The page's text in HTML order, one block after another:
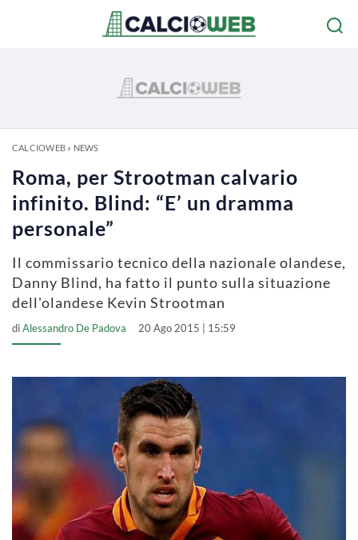
CALCIOWEB» NEWS
Roma, per Strootman calvario
infinito. Blind: “E’ un dramma
personale”
Il commissario tecnico della nazionale olandese,
Danny Blind, ha fatto il punto sulla situazione
dell'olandese Kevin Strootman
diAlessandro De Padova 20 Ago 2015 | 15:59